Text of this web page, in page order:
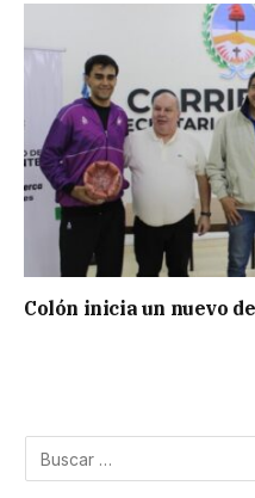
Colón inicia un nuevo